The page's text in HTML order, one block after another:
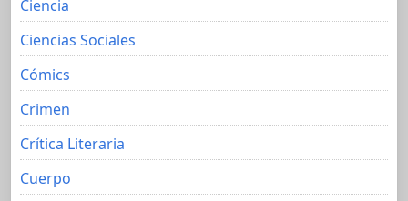
Ciencia
Ciencias Sociales
Cómics
Crimen
Crítica Literaria
Cuerpo